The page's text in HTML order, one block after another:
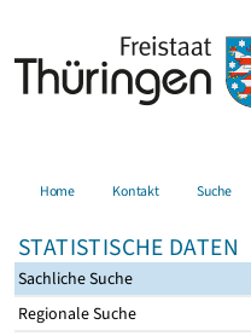
Home Kontakt Suche
STATISTISCHE DATEN
Sachliche Suche
Regionale Suche